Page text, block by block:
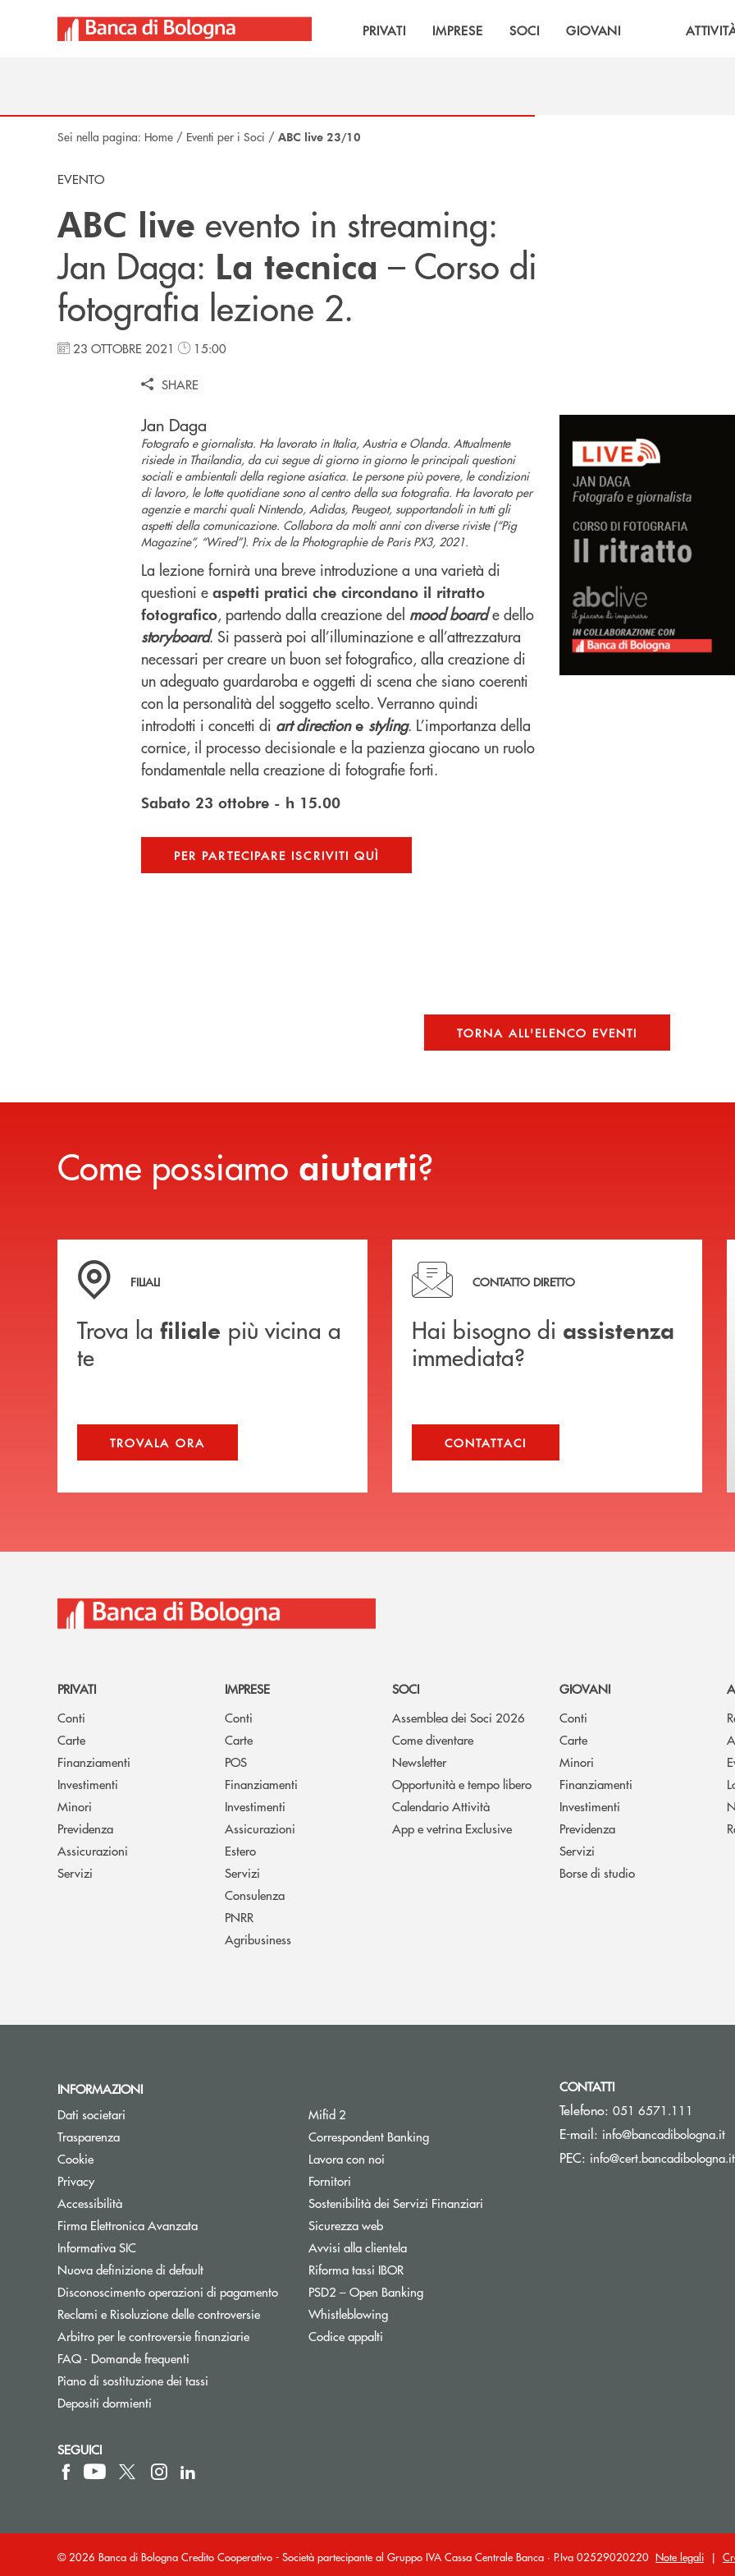
PRIVATI IMPRESE SOCI GIOVANI
Sei nella pagina: Home / Eventi per i Soci / ABC live 23/10
EVENTO
ABC live evento in streaming:
Jan Daga: La tecnica – Corso di
fotografia lezione 2.
23 OTTOBRE 2021 15:00
SHARE
Jan Daga
Fotografo e giornalista. Ha lavorato in Italia, Austria e Olanda. Attualmente
risiede in Thailandia, da cui segue di giorno in giorno le principali questioni
sociali e ambientali della regione asiatica. Le persone più povere, le condizioni
di lavoro, le lotte quotidiane sono al centro della sua fotografia. Ha lavorato per
agenzie e marchi quali Nintendo, Adidas, Peugeot, supportandoli in tutti gli
aspetti della comunicazione. Collabora da molti anni con diverse riviste (“Pig
Magazine”, “Wired”). Prix de la Photographie de Paris PX3, 2021.
La lezione fornirà una breve introduzione a una varietà di
questioni e aspetti pratici che circondano il ritratto
fotografico, partendo dalla creazione del mood board e dello
storyboard. Si passerà poi all’illuminazione e all’attrezzatura
necessari per creare un buon set fotografico, alla creazione di
un adeguato guardaroba e oggetti di scena che siano coerenti
con la personalità del soggetto scelto. Verranno quindi
introdotti i concetti di art directione styling. L’importanza della
cornice, il processo decisionale e la pazienza giocano un ruolo
fondamentale nella creazione di fotografie forti.
Sabato 23 ottobre - h 15.00
PER PARTECIPARE ISCRIVITI QUÌ
TORNA ALL'ELENCO EVENTI
Come possiamo aiutarti?
Trova la filiale più vicina a te
FILIALI
Trova la filiale più vicina a
te
TROVALA ORA
Hai bisogno di assistenza immediata?
CONTATTO DIRETTO
Hai bisogno di assistenza
immediata?
CONTATTACI
PRIVATI
Conti
Carte
Finanziamenti
Investimenti
Minori
Previdenza
Assicurazioni
Servizi
IMPRESE
Conti
Carte
POS
Finanziamenti
Investimenti
Assicurazioni
Estero
Servizi
Consulenza
PNRR
Agribusiness
SOCI
Assemblea dei Soci 2026
Come diventare
Newsletter
Opportunità e tempo libero
Calendario Attività
App e vetrina Exclusive
GIOVANI
Conti
Carte
Minori
Finanziamenti
Investimenti
Previdenza
Servizi
Borse di studio
INFORMAZIONI
Dati societari
Trasparenza
Cookie
Privacy
Accessibilità
Firma Elettronica Avanzata
Informativa SIC
Nuova definizione di default
Disconoscimento operazioni di pagamento
Reclami e Risoluzione delle controversie
Arbitro per le controversie finanziarieApre una nuova finestra
FAQ - Domande frequenti
Piano di sostituzione dei tassi
Depositi dormienti
Mifid 2
Correspondent Banking
Lavora con noi
Fornitori
Sostenibilità dei Servizi Finanziari
Sicurezza web
Avvisi alla clientela
Riforma tassi IBOR
PSD2 – Open BankingApre una nuova finestra
Whistleblowing
Codice appalti
CONTATTI
Telefono: 051 6571.111
E-mail: info@bancadibologna.it
PEC: info@cert.bancadibologna.it
SEGUICI
© 2026 Banca di Bologna Credito Cooperativo - Società partecipante al Gruppo IVA Cassa Centrale Banca · P.Iva 02529020220 Note legali |